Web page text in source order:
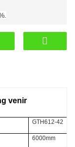
kawasan
kami untuk
GTH612-42
6000mm